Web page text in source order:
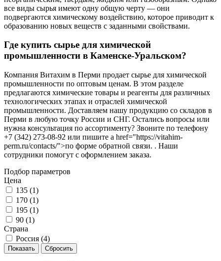
все виды сырья имеют одну общую черту — они
подвергаются химическому воздействию, которое приводит к
образованию новых веществ с заданными свойствами.
Где купить сырье для химической
промышленности в Каменске-Уральском?
Компания Витахим в Перми продает сырье для химической
промышленности по оптовым ценам. В этом разделе
предлагаются химические товары и реагенты для различных
технологических этапах и отраслей химической
промышленности. Доставляем нашу продукцию со складов в
Перми в любую точку России и СНГ. Остались вопросы или
нужна консультация по ассортименту? Звоните по телефону
+7 (342) 273-08-92 или пишите a href="https://vitahim-
perm.ru/contacts/">по форме обратной связи. . Наши
сотрудники помогут с оформлением заказа.
Подбор параметров
Цена
135 (1)
170 (1)
195 (1)
90 (1)
Страна
Россия (4)